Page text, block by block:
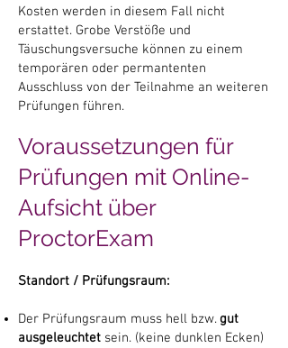
Kosten werden in diesem Fall nicht
erstattet. Grobe Verstöße und
Täuschungsversuche können zu einem
temporären oder permantenten
Ausschluss von der Teilnahme an weiteren
Prüfungen führen.
Voraussetzungen für
Prüfungen mit Online-
Aufsicht über
ProctorExam
Standort / Prüfungsraum:
Der Prüfungsraum muss hell bzw. gut
ausgeleuchtet sein. (keine dunklen Ecken)